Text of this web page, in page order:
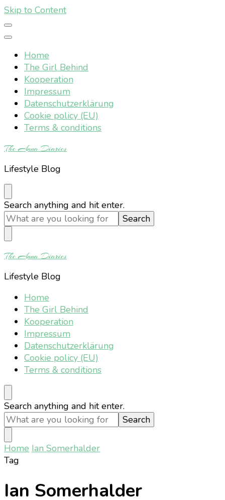
Skip to Content
Home
The Girl Behind
Kooperation
Impressum
Datenschutzerklärung
Cookie policy (EU)
Terms & conditions
The Anna Diaries
Lifestyle Blog
Looking
for
Something?
Search anything and hit enter.
The Anna Diaries
Lifestyle Blog
Home
The Girl Behind
Kooperation
Impressum
Datenschutzerklärung
Cookie policy (EU)
Terms & conditions
Looking
for
Something?
Search anything and hit enter.
Home Ian Somerhalder
Tag
Ian Somerhalder